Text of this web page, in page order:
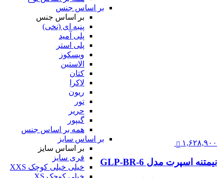
بر اساس جنس
بر اساس جنس
پنبه ای (نخی)
پلی آمید
پلی استر
ویسکوز
الاستین
کتان
لاکرا
ریون
تور
حریر
گیپور
همه بر اساس جنس
بر اساس سایز
بر اساس سایز
فری سایز
خیلی خیلی کوچک XXS
خیلی کوچک XS
۱,۶۲۸,۹۰۰
نیمتنه اسپرت مدل GLP-BR-6